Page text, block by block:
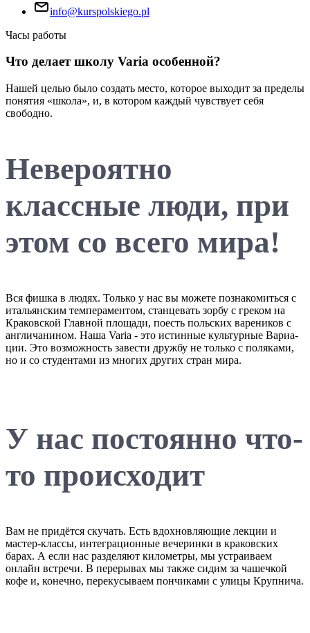
info@kurspolskiego.pl
Часы работы
Что делает школу Varia особенной?
Нашей целью было создать место, которое выходит за пределы
понятия «школа», и, в котором каждый чувствует себя
свободно.
Невероятно
классные люди, при
этом со всего мира!
Вся фишка в людях. Только у нас вы можете познакомиться с
итальянским темпераментом, станцевать зорбу с греком на
Краковской Главной площади, поесть польских вареников с
англичанином. Наша Varia - это истинные культурные Вариа-
ции. Это возможность завести дружбу не только с поляками,
но и со студентами из многих других стран мира.
У нас постоянно что-
то происходит
Вам не придётся скучать. Есть вдохновляющие лекции и
мастер-классы, интеграционные вечеринки в краковских
барах. А если нас разделяют километры, мы устраиваем
онлайн встречи. В перерывах мы также сидим за чашечкой
кофе и, конечно, перекусываем пончиками с улицы Крупнича.